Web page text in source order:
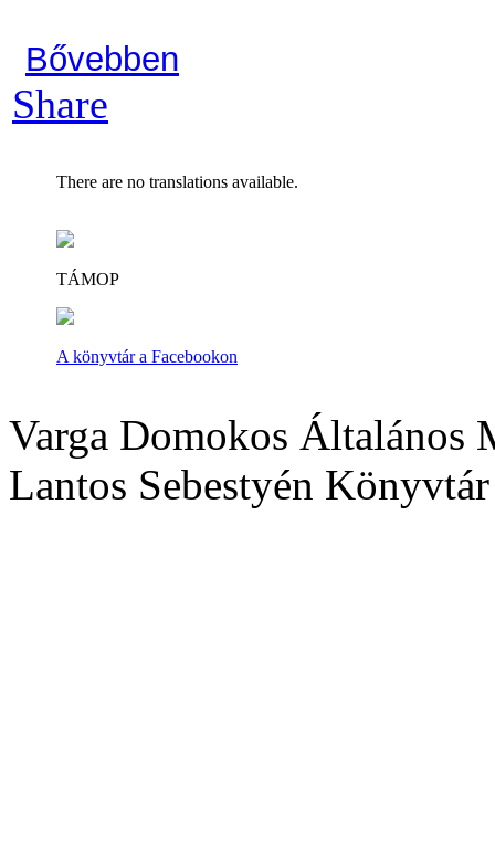
Bővebben
Share
There are no translations available.
TÁMOP
A könyvtár a Facebookon
Varga Domokos Általános
Lantos Sebestyén